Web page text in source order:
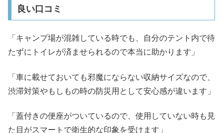
良い口コミ
「キャンプ場が混雑している時でも、自分のテント内で待
たずにトイレが済ませられるので本当に助かります」
「車に載せておいても邪魔にならない収納サイズなので、
渋滞対策やもしもの時の防災用として安心感が違います」
「蓋付きの便座がついているので、使用していない時も見
た目がスマートで衛生的な印象を受けます」